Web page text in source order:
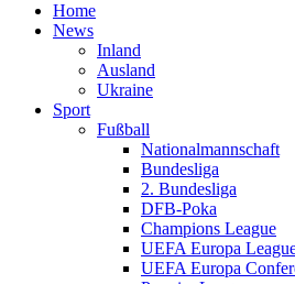
Home
News
Inland
Ausland
Ukraine
Sport
Fußball
Nationalmannschaft
Bundesliga
2. Bundesliga
DFB-Poka
Champions League
UEFA Europa
UEFA Europa